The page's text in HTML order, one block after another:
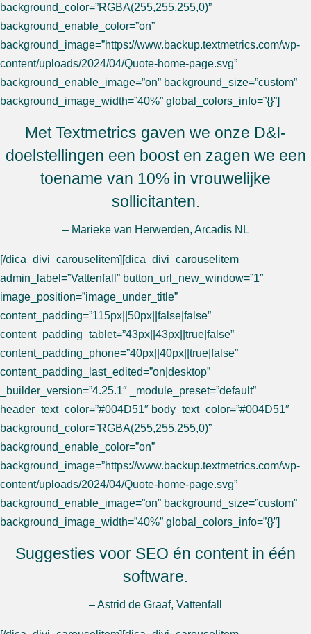
background_color=”RGBA(255,255,255,0)”
background_enable_color=”on”
background_image=”https://www.backup.textmetrics.com/wp-
content/uploads/2024/04/Quote-home-page.svg”
background_enable_image=”on” background_size=”custom”
background_image_width=”40%” global_colors_info=”{}”]
Met Textmetrics gaven we onze D&I-
doelstellingen een boost en zagen we een
toename van 10% in vrouwelijke
sollicitanten.
– Marieke van Herwerden, Arcadis NL
[/dica_divi_carouselitem][dica_divi_carouselitem
admin_label=”Vattenfall” button_url_new_window=”1″
image_position=”image_under_title”
content_padding=”115px||50px||false|false”
content_padding_tablet=”43px||43px||true|false”
content_padding_phone=”40px||40px||true|false”
content_padding_last_edited=”on|desktop”
_builder_version=”4.25.1″ _module_preset=”default”
header_text_color=”#004D51″ body_text_color=”#004D51″
background_color=”RGBA(255,255,255,0)”
background_enable_color=”on”
background_image=”https://www.backup.textmetrics.com/wp-
content/uploads/2024/04/Quote-home-page.svg”
background_enable_image=”on” background_size=”custom”
background_image_width=”40%” global_colors_info=”{}”]
Suggesties voor SEO én content in één
software.
– Astrid de Graaf, Vattenfall